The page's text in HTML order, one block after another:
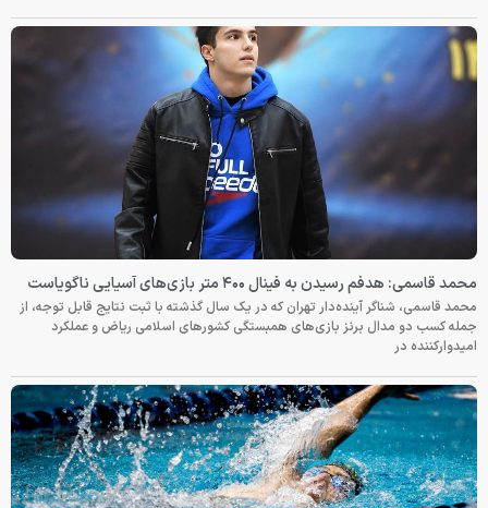
محمد قاسمی: هدفم رسیدن به فینال ۴۰۰ متر بازی‌های آسیایی ناگویاست
محمد قاسمی، شناگر آینده‌دار تهران که در یک سال گذشته با ثبت نتایج قابل توجه، از
جمله کسب دو مدال برنز بازی‌های همبستگی کشورهای اسلامی ریاض و عملکرد
امیدوارکننده در